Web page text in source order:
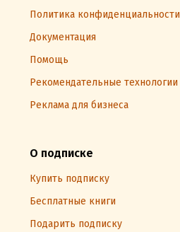
Политика конфиденциальности
Документация
Помощь
Рекомендательные технологии
Реклама для бизнеса
О подписке
Купить подписку
Бесплатные книги
Подарить подписку